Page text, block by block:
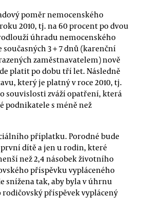
poměr nemocenského
2010, tj. na 60 procent po dvou
úhradu nemocenského
3 + 7 dnů (karenční
zaměstnavatelem) nově
platit po dobu tří let. Následně
který je platný v roce 2010, tj.
souvislosti zváží opatření, která
podnikatele s méně než
příplatku. Porodné bude
dítě a jen u rodin, které
než 2,4 násobek životního
příspěvku vypláceného
snížena tak, aby byla v úhrnu
příspěvek vyplácený